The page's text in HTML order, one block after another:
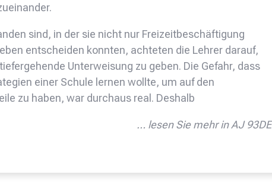
sind, in der sie nicht nur Freizeitbeschäftigung
entscheiden konnten, achteten die Lehrer darauf,
Unterweisung zu geben. Die Gefahr, dass
einer Schule lernen wollte, um auf den
zu haben, war durchaus real. Deshalb
… lesen Sie mehr in AJ 93DE